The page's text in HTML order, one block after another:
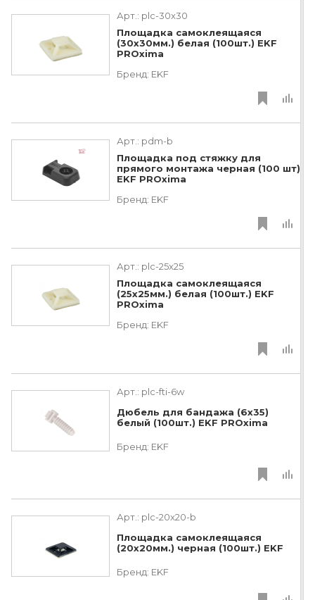
Арт.: plc-30x30
Площадка самоклеящаяся
(30х30мм.) белая (100шт.) EKF
PROxima
Бренд: EKF
Арт.: pdm-b
Площадка под стяжку для
прямого монтажа черная (100 шт)
EKF PROxima
Бренд: EKF
Арт.: plc-25x25
Площадка самоклеящаяся
(25х25мм.) белая (100шт.) EKF
PROxima
Бренд: EKF
Арт.: plc-fti-6w
Дюбель для бандажа (6х35)
белый (100шт.) EKF PROxima
Бренд: EKF
Арт.: plc-20x20-b
Площадка самоклеящаяся
(20х20мм.) черная (100шт.) EKF
Бренд: EKF